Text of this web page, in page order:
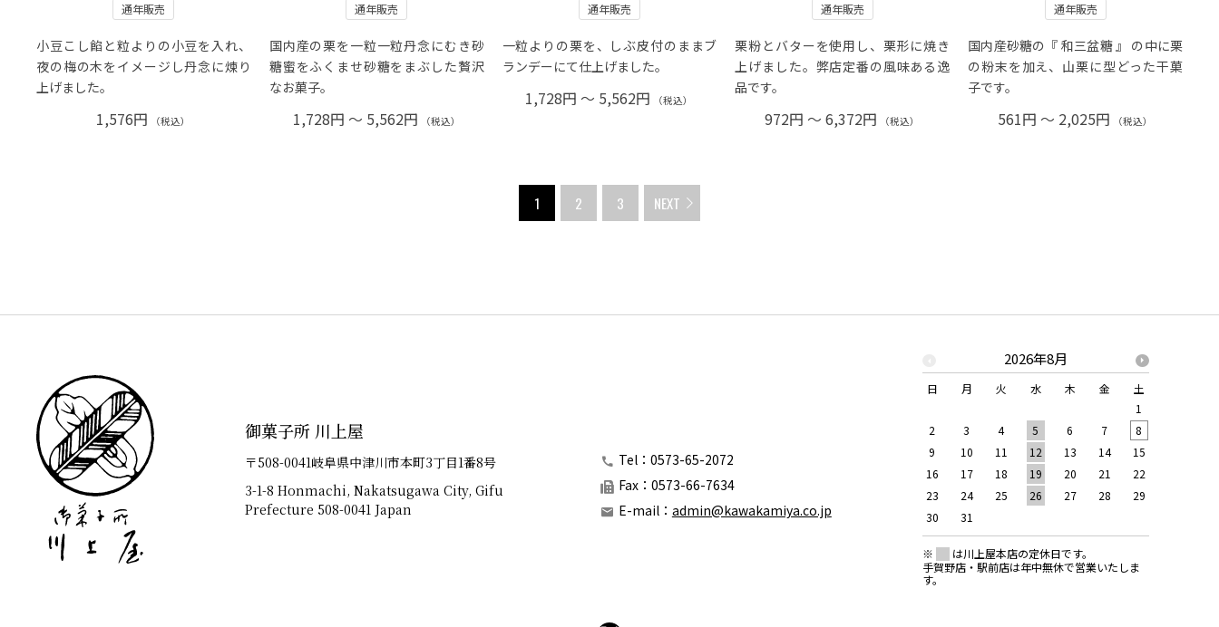
通年販売
小豆こし餡と粒よりの小豆を入れ、
夜の梅の木をイメージし丹念に煉り
上げました。
1,576円 （税込）
通年販売
国内産の栗を一粒一粒丹念にむき砂
糖蜜をふくませ砂糖をまぶした贅沢
なお菓子。
1,728円 ～ 5,562円 （税込）
通年販売
一粒よりの栗を、しぶ皮付のままブ
ランデーにて仕上げました。
1,728円 ～ 5,562円 （税込）
通年販売
栗粉とバターを使用し、栗形に焼き
上げました。弊店定番の風味ある逸
品です。
972円 ～ 6,372円 （税込）
通年販売
国内産砂糖の『 和三盆糖 』 の中に栗
の粉末を加え、山栗に型どった干菓
子です。
561円 ～ 2,025円 （税込）
1 2 3 NEXT
御菓子所 川上屋
〒508-0041岐阜県中津川市本町3丁目1番8号
3-1-8 Honmachi, Nakatsugawa City, Gifu
Prefecture 508-0041 Japan
Tel：0573-65-2072
Fax：0573-66-7634
E-mail： admin@kawakamiya.co.jp
2026年8月
日 月 火 水 木 金
土
1
2
3 4 5 6 7
8
9
10 11 12 13 14
15
16
17 18 19 20 21
22
23
24 25 26 27 28
29
30
31
※
は川上屋本店の定休日です。
手賀野店・駅前店は年中無休で営業いたしま
す。